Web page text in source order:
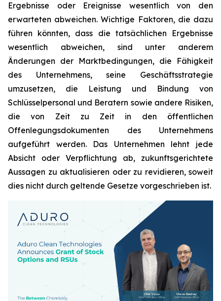
Ergebnisse oder Ereignisse wesentlich von den
erwarteten abweichen. Wichtige Faktoren, die dazu
führen könnten, dass die tatsächlichen Ergebnisse
wesentlich abweichen, sind unter anderem
Änderungen der Marktbedingungen, die Fähigkeit
des Unternehmens, seine Geschäftsstrategie
umzusetzen, die Leistung und Bindung von
Schlüsselpersonal und Beratern sowie andere Risiken,
die von Zeit zu Zeit in den öffentlichen
Offenlegungsdokumenten des Unternehmens
aufgeführt werden. Das Unternehmen lehnt jede
Absicht oder Verpflichtung ab, zukunftsgerichtete
Aussagen zu aktualisieren oder zu revidieren, soweit
dies nicht durch geltende Gesetze vorgeschrieben ist.